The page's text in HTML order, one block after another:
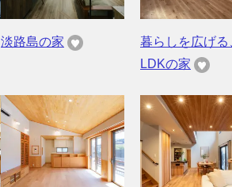
淡路島の家
暮らしを広げる
LDKの家